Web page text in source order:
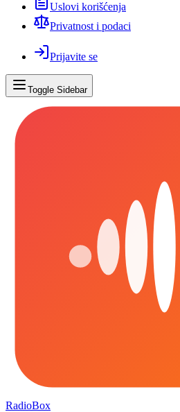
Uslovi korišćenja
Privatnost i podaci
Prijavite se
Toggle Sidebar
RadioBox